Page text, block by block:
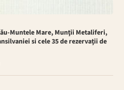
Muntele Mare, Munţii Metaliferi,
si cele 35 de rezervaţii de